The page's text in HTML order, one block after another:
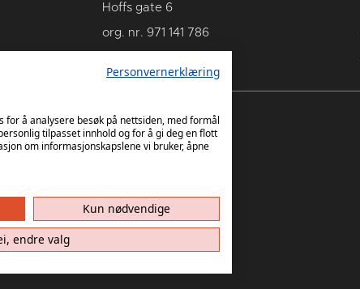
Hoffs gate 6
org. nr. 971 141 786
Personvernerklæring
for å analysere besøk på nettsiden, med formål
tilpasset innhold og for å gi deg en flott
om informasjonskapslene vi bruker, åpne
Kun nødvendige
endre valg